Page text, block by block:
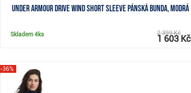
Under Armour Drive Wind Short Sleeve pánská bunda, modrá
Skladem4ks 2 399 Kč
1 603 Kč
-36%